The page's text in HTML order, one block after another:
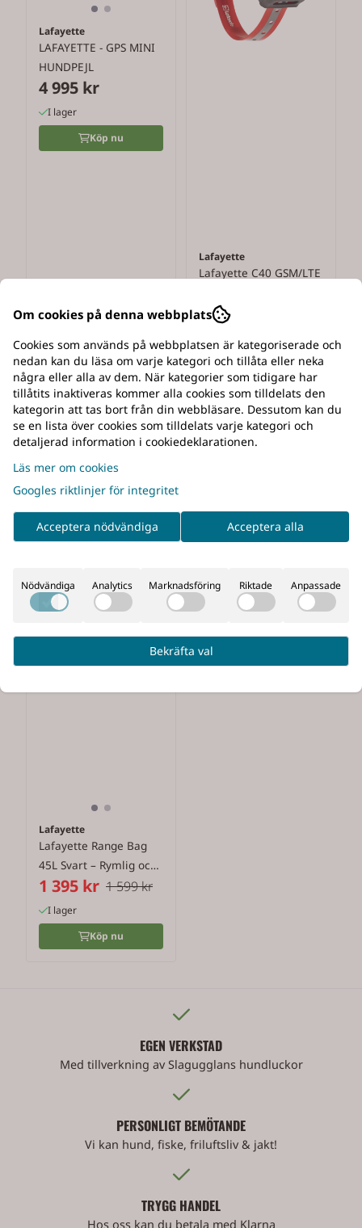
Lafayette
LAFAYETTE - GPS MINI
HUNDPEJL
4 995 kr
I lager
Köp nu
Lafayette
Lafayette C40 GSM/LTE
6 795 kr
I lager
Köp nu
-13%
Lafayette
Lafayette Range Bag
45L Svart – Rymlig och
...
1 395 kr 1 599 kr
I lager
Köp nu
EGEN VERKSTAD
Med tillverkning av Slagugglans hundluckor
PERSONLIGT BEMÖTANDE
Vi kan hund, fiske, friluftsliv & jakt!
TRYGG HANDEL
Hos oss kan du betala med Klarna
Om cookies på denna webbplats
Cookies som används på webbplatsen är kategoriserade och
nedan kan du läsa om varje kategori och tillåta eller neka
några eller alla av dem. När kategorier som tidigare har
tillåtits inaktiveras kommer alla cookies som tilldelats den
kategorin att tas bort från din webbläsare. Dessutom kan du
se en lista över cookies som tilldelats varje kategori och
detaljerad information i cookiedeklarationen.
Läs mer om cookies
Googles riktlinjer för integritet
Acceptera nödvändiga Acceptera alla
Nödvändiga Analytics Marknadsföring Riktade Anpassade
Bekräfta val